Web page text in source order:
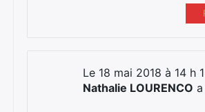
Le 18 mai 2018 à 14 h
Nathalie LOURENCO